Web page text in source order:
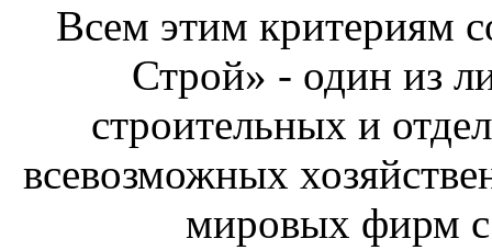
Всем этим критериям
Строй» - один из
строительных и
всевозможных
мировых фирм с